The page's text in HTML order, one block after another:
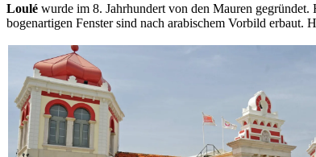
Loulé wurde im 8. Jahrhundert von den Mauren
bogenartigen Fenster sind nach arabischem Vorbild